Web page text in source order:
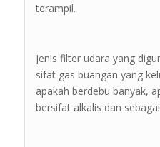
terampil.
Jenis filter udara yang
sifat gas buangan yang
apakah berdebu banyak,
bersifat alkalis dan